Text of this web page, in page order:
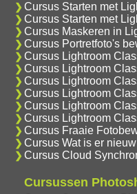
Cursus Starten met
Cursus Starten met
Cursus Maskeren in
Cursus Portretfoto's
Cursus Lightroom
Cursus Lightroom
Cursus Lightroom
Cursus Lightroom
Cursus Lightroom
Cursus Lightroom
Cursus Fraaie
Cursus Wat is er
Cursus Cloud
Cursussen